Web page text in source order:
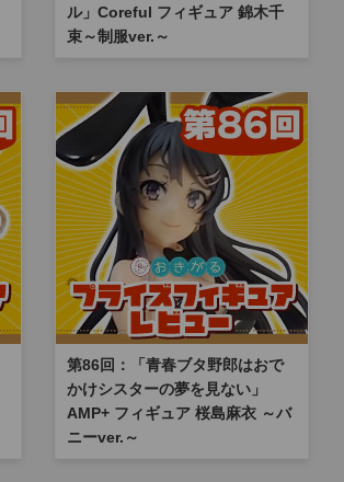
ル」Coreful フィギュア 錦木千
束～制服ver.～
第86回：「青春ブタ野郎はおで
かけシスターの夢を見ない」
AMP+ フィギュア 桜島麻衣 ～バ
ニーver.～